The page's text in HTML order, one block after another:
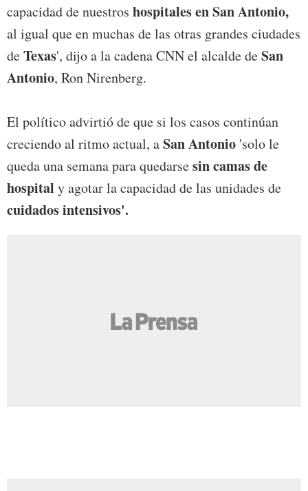
capacidad de nuestros hospitales en San Antonio,
al igual que en muchas de las otras grandes ciudades
deTexas', dijo a la cadena CNN el alcalde deSan
Antonio, Ron Nirenberg.
El político advirtió de que si los casos continúan
creciendo al ritmo actual, aSan Antonio 'solo le
queda una semana para quedarsesin camas de
hospital y agotar la capacidad de las unidades de
cuidados intensivos'.